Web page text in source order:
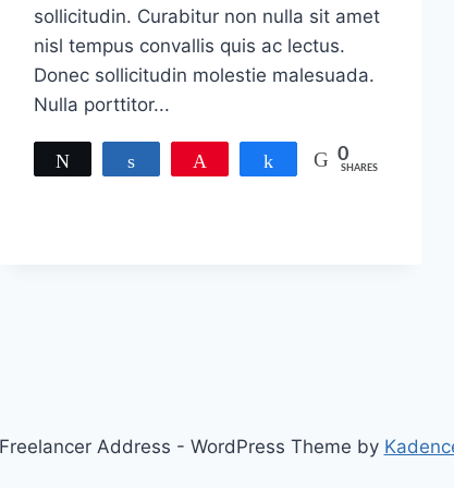
sollicitudin. Curabitur non nulla sit amet
nisl tempus convallis quis ac lectus.
Donec sollicitudin molestie malesuada.
Nulla porttitor...
Share 0
SHARES
Address - WordPress Theme by